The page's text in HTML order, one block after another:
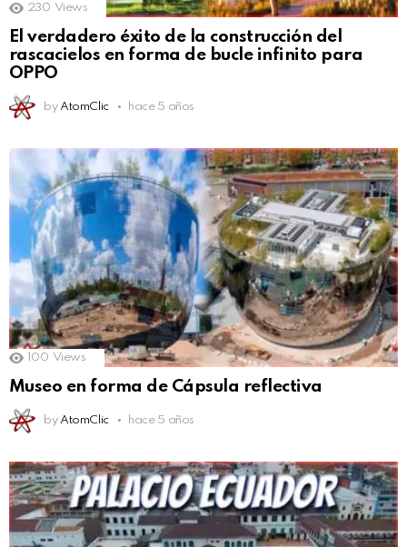
230 Views
El verdadero éxito de la construcción del
rascacielos en forma de bucle infinito para
OPPO
by AtomClic hace 5 años
100 Views
Museo en forma de Cápsula reflectiva
by AtomClic hace 5 años